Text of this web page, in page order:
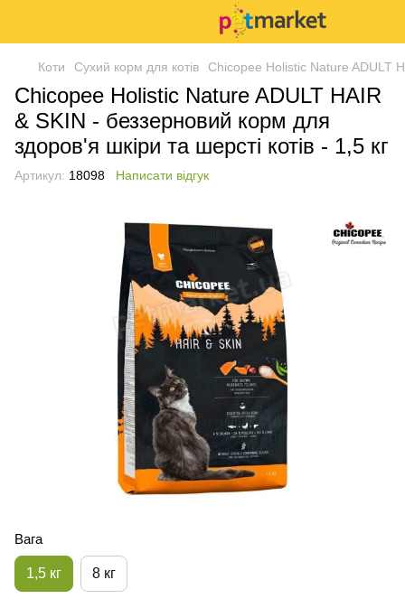
Коти Сухий корм для котів Chicopee Holistic Nature ADULT
Chicopee Holistic Nature ADULT HAIR
& SKIN - беззерновий корм для
здоров'я шкіри та шерсті котів - 1,5 кг
Артикул: 18098 Написати відгук
Вага
1,5 кг 8 кг